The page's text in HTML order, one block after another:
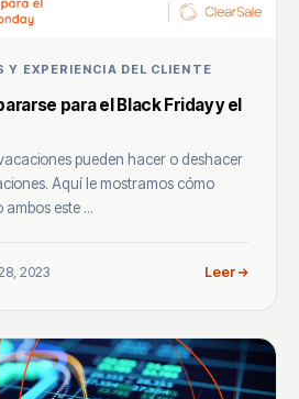
Y EXPERIENCIA DEL CLIENTE
para el Black Friday y el
pueden hacer o deshacer
Aquí le mostramos cómo
este ...
2023 Leer